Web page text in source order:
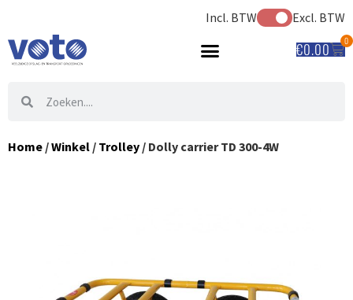
Incl. BTW Excl. BTW
€0.00 0
Home /Winkel / Trolley / Dolly carrier TD 300-4W